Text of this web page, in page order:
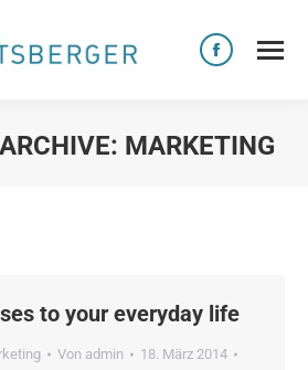
Facebook
MARKETING
to your everyday life
Von admin
18. März 2014